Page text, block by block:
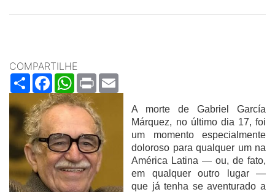
COMPARTILHE
ShareFacebookWhatsApp
Print
A morte de Gabriel García
Márquez, no último dia 17, foi
um momento especialmente
doloroso para qualquer um na
América Latina — ou, de fato,
em qualquer outro lugar —
que já tenha se aventurado a